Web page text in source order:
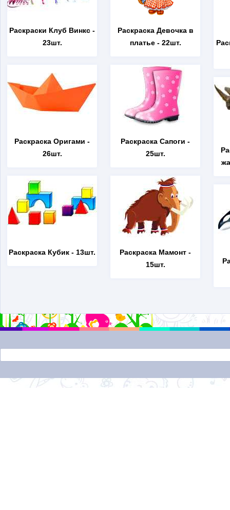
Раскраски Клуб Винкс -
23шт.
Раскраска Оригами -
26шт.
Раскраска Кубик - 13шт.
Раскраска Девочка в
платье- 22шт.
Раскраска Сапоги -
25шт.
Раскраска Мамонт -
15шт.